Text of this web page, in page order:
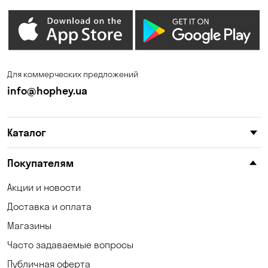
Елизаветовка Зазимье
Калиновка
Киев
Княжичи
Котовка
Кременчуг
Для коммерческих предложений
info@hophey.ua
Каталог
Покупателям
Акции и новости
Доставка и оплата
Магазины
Часто задаваемые вопросы
Публичная оферта